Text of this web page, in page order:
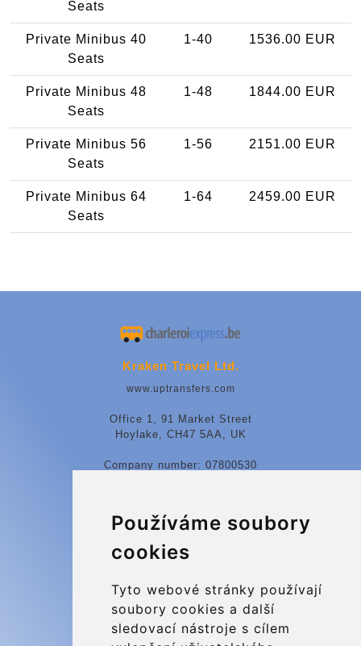
Používáme soubory
cookies
Tyto webové stránky používají
soubory cookies a další
sledovací nástroje s cílem
Seats
Private Minibus 40
Seats
1-40 1536.00 EUR
Private Minibus 48
Seats
1-48 1844.00 EUR
Private Minibus 56
Seats
1-56 2151.00 EUR
Private Minibus 64
Seats
1-64 2459.00 EUR
Kraken Travel Ltd.
www.uptransfers.com
Office 1, 91 Market Street
Hoylake, CH47 5AA, UK
Company number: 07800530
More
Blog
Contact